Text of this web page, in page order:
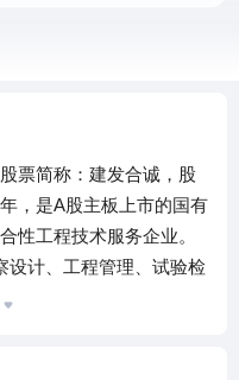
票简称：建发合诚，股
，是A股主板上市的国有
性工程技术服务企业。
设计、工程管理、试验检
等业务。公司聚焦交